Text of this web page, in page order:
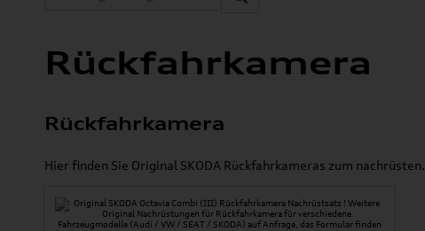
Rückfahrkamera
Rückfahrkamera
Hier finden Sie Original SKODA Rückfahrkameras zum nachrüsten.